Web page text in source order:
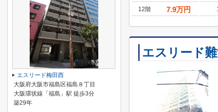
12階 7.9万円
エスリード
エスリード梅田西
大阪府大阪市福島区福島８丁目
大阪環状線「福島」駅 徒歩3分
築29年